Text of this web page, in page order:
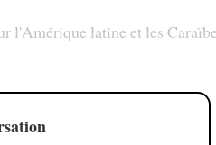
l'Amérique latine et les